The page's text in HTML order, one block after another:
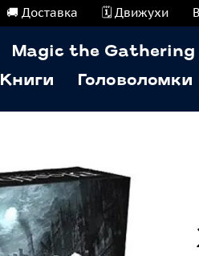
🚚 Доставка 🗓️ Движухи
Magic the Gathering
Книги